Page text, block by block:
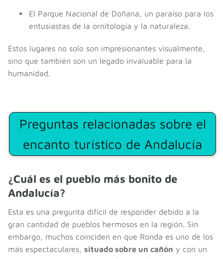
El Parque Nacional de Doñana, un paraíso para los
entusiastas de la ornitología y la naturaleza.
Estos lugares no solo son impresionantes visualmente,
sino que también son un legado invaluable para la
humanidad.
Preguntas relacionadas sobre el
encanto turístico de Andalucía
¿Cuál es el pueblo más bonito de
Andalucía?
Esta es una pregunta difícil de responder debido a la
gran cantidad de pueblos hermosos en la región. Sin
embargo, muchos coinciden en que Ronda es uno de los
más espectaculares, situado sobre un cañón y con un